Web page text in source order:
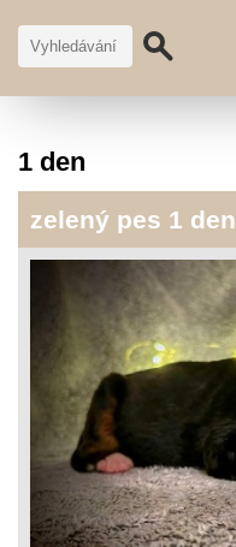
1 den
zelený pes 1 den